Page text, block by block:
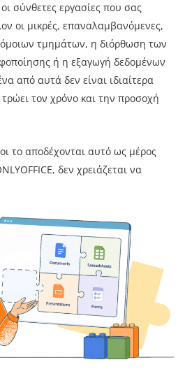
σύνθετες εργασίες που σας
οι μικρές, επαναλαμβανόμενες,
τμημάτων, η διόρθωση των
ή η εξαγωγή δεδομένων
από αυτά δεν είναι ιδιαίτερα
τον χρόνο και την προσοχή
το αποδέχονται αυτό ως μέρος
δεν χρειάζεται να